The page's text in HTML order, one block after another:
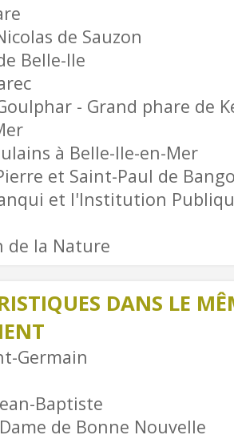
de Sauzon
Belle-Ile
- Grand phare de
à Belle-Ile-en-Mer
et Saint-Paul de
et l'Institution
de la Nature
DANS LE
Germain
Baptiste
de Bonne Nouvelle